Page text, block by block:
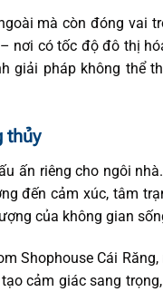
mà còn đóng vai
nơi có tốc độ đô thị
giải pháp không thể
thủy
ấn riêng cho ngôi
đến cảm xúc, tâm
của không gian
Shophouse Cái
cảm giác sang